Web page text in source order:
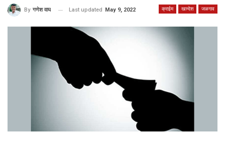
क्राईम खान्देश जळगाव
By गणेश वाघ Last updated May 9, 2022